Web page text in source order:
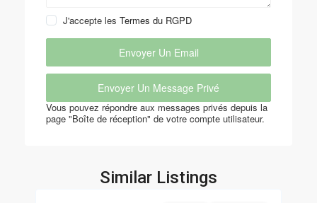
J'accepte lesTermes du RGPD
Vous pouvez répondre aux messages privés depuis la
page "Boîte de réception" de votre compte utilisateur.
Similar Listings